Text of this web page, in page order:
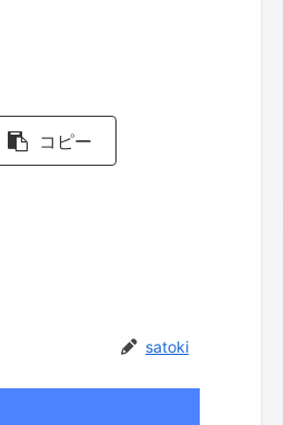
コピー
satoki